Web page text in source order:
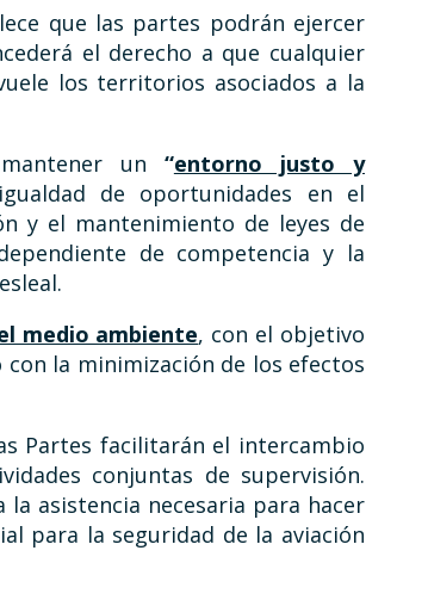
que las partes podrán ejercer
el derecho a que cualquier
los territorios asociados a la
un “entorno justo y
de oportunidades en el
y el mantenimiento de leyes de
de competencia y la
medio ambiente, con el objetivo
la minimización de los efectos
Partes facilitarán el intercambio
conjuntas de supervisión.
asistencia necesaria para hacer
para la seguridad de la aviación